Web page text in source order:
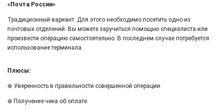
«Почта России»
Традиционный вариант. Для этого необходимо посетить одно из
почтовых отделений. Вы можете заручиться помощью специалиста или
произвести операцию самостоятельно. В последнем случае потребуется
использование терминала.
Плюсы:
⊕ Уверенность в правильности совершенной операции.
⊕ Получение чека об оплате.